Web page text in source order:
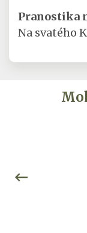
Pranostika
Na svatého